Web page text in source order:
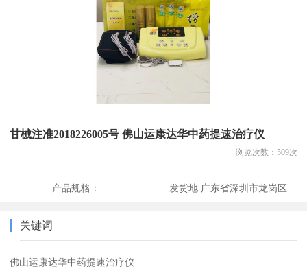
甘械注准2018226005号 佛山运康达华中药提速治疗仪
浏览次数： 509次
产品规格： 发货地:广东省深圳市龙岗区
关键词
佛山运康达华中药提速治疗仪